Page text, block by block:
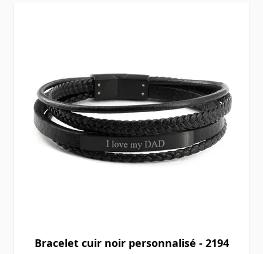
Bracelet cuir noir personnalisé - 2194